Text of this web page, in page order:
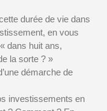
durée de vie dans
en vous
dans huit ans,
la sorte ? »
démarche de
investissements en